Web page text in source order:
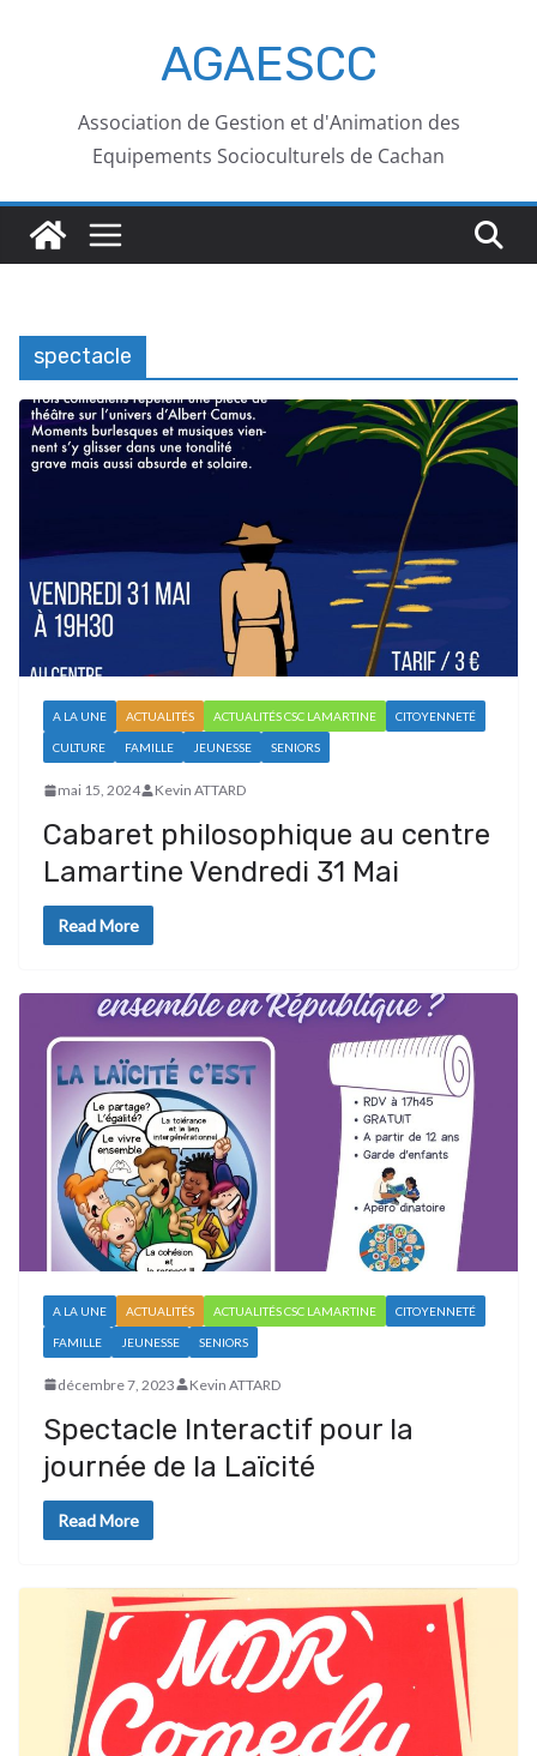
AGAESCC
Association de Gestion et d'Animation des
Equipements Socioculturels de Cachan
spectacle
A LA UNE ACTUALITÉS ACTUALITÉS CSC LAMARTINE CITOYENNETÉ
CULTURE FAMILLE JEUNESSE SENIORS
mai 15, 2024 Kevin ATTARD
Cabaret philosophique au centre
Lamartine Vendredi 31 Mai
Read More
A LA UNE ACTUALITÉS ACTUALITÉS CSC LAMARTINE CITOYENNETÉ
FAMILLE JEUNESSE SENIORS
décembre 7, 2023 Kevin ATTARD
Spectacle Interactif pour la
journée de la Laïcité
Read More